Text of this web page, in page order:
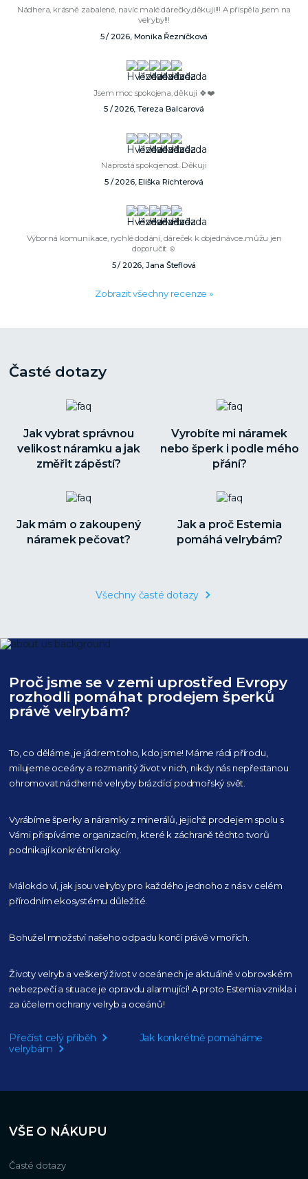
Nádhera, krásně zabalené, navíc malé dárečky,děkuji!!! A přispěla jsem na
velryby!!!
5 / 2026, Monika Řezníčková
Jsem moc spokojena, děkuji 🍀❤️
5 / 2026, Tereza Balcarová
Naprostá spokojenost. Děkuji
5 / 2026, Eliška Richterová
Výborná komunikace, rychlé dodání, dáreček k objednávce..můžu jen
doporučit ☺️
5 / 2026, Jana Šteflová
Zobrazit všechny recenze »
Časté dotazy
Jak vybrat správnou
velikost náramku a jak
změřit zápěstí?
Vyrobíte mi náramek
nebo šperk i podle mého
přání?
Jak mám o zakoupený
náramek pečovat?
Jak a proč Estemia
pomáhá velrybám?
Všechny časté dotazy
Proč jsme se v zemi uprostřed Evropy
rozhodli pomáhat prodejem šperků
právě velrybám?
To, co děláme, je jádrem toho, kdo jsme! Máme rádi přírodu,
milujeme oceány a rozmanitý život v nich, nikdy nás nepřestanou
ohromovat nádherné velryby brázdící podmořský svět.
Vyrábíme šperky a náramky z minerálů, jejichž prodejem spolu s
Vámi přispíváme organizacím, které k záchraně těchto tvorů
podnikají konkrétní kroky.
Málokdo ví, jak jsou velryby pro každého jednoho z nás v celém
přírodním ekosystému důležité.
Bohužel množství našeho odpadu končí právě v mořích.
Životy velryb a veškerý život v oceánech je aktuálněv obrovském
nebezpečí a situace je opravdu alarmující! A proto Estemia vznikla i
za účelem ochrany velryb a oceánů!
Přečíst celý příběh
Jak konkrétně pomáháme
velrybám
VŠE O NÁKUPU
Časté dotazy